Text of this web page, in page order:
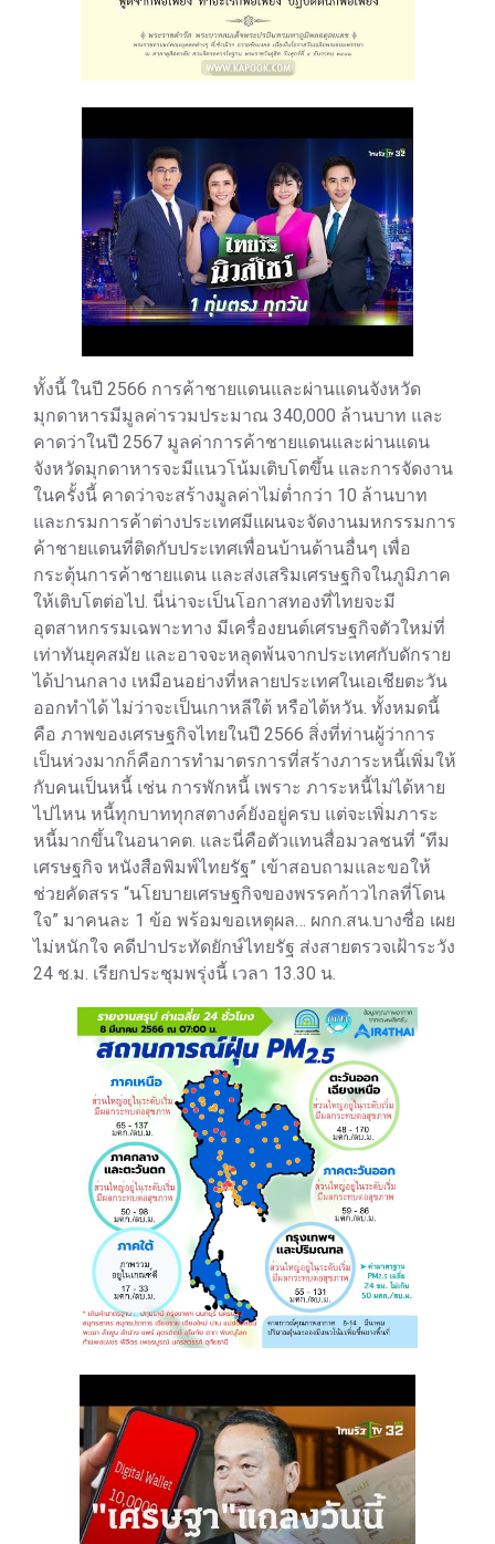
ทั้งนี้ ในปี 2566 การค้าชายแดนและผ่านแดนจังหวัด
มุกดาหารมีมูลค่ารวมประมาณ 340,000 ล้านบาท และ
คาดว่าในปี 2567 มูลค่าการค้าชายแดนและผ่านแดน
จังหวัดมุกดาหารจะมีแนวโน้มเติบโตขึ้น และการจัดงาน
ในครั้งนี้ คาดว่าจะสร้างมูลค่าไม่ต่ำกว่า 10 ล้านบาท
และกรมการค้าต่างประเทศมีแผนจะจัดงานมหกรรมการ
ค้าชายแดนที่ติดกับประเทศเพื่อนบ้านด้านอื่นๆ เพื่อ
กระตุ้นการค้าชายแดน และส่งเสริมเศรษฐกิจในภูมิภาค
ให้เติบโตต่อไป. นี่น่าจะเป็นโอกาสทองที่ไทยจะมี
อุตสาหกรรมเฉพาะทาง มีเครื่องยนต์เศรษฐกิจตัวใหม่ที่
เท่าทันยุคสมัย และอาจจะหลุดพ้นจากประเทศกับดักราย
ได้ปานกลาง เหมือนอย่างที่หลายประเทศในเอเชียตะวัน
ออกทำได้ ไม่ว่าจะเป็นเกาหลีใต้ หรือไต้หวัน. ทั้งหมดนี้
คือ ภาพของเศรษฐกิจไทยในปี 2566 สิ่งที่ท่านผู้ว่าการ
เป็นห่วงมากก็คือการทำมาตรการที่สร้างภาระหนี้เพิ่มให้
กับคนเป็นหนี้ เช่น การพักหนี้ เพราะ ภาระหนี้ไม่ได้หาย
ไปไหน หนี้ทุกบาททุกสตางค์ยังอยู่ครบ แต่จะเพิ่มภาระ
หนี้มากขึ้นในอนาคต. และนี่คือตัวแทนสื่อมวลชนที่ “ทีม
เศรษฐกิจ หนังสือพิมพ์ไทยรัฐ” เข้าสอบถามและขอให้
ช่วยคัดสรร “นโยบายเศรษฐกิจของพรรคก้าวไกลที่โดน
ใจ” มาคนละ 1 ข้อ พร้อมขอเหตุผล… ผกก.สน.บางซื่อ เผย
ไม่หนักใจ คดีปาประทัดยักษ์ไทยรัฐ ส่งสายตรวจเฝ้าระวัง
24 ช.ม. เรียกประชุมพรุ่งนี้ เวลา 13.30 น.